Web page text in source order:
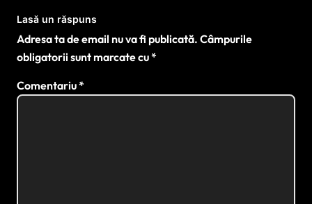
Lasă un răspuns
Adresa ta de email nu va fi publicată. Câmpurile
obligatorii sunt marcate cu*
Comentariu*